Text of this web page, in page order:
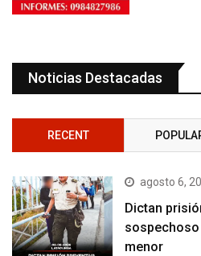
Noticias Destacadas
RECENT
agosto 6,
Dictan
sospechoso
menor